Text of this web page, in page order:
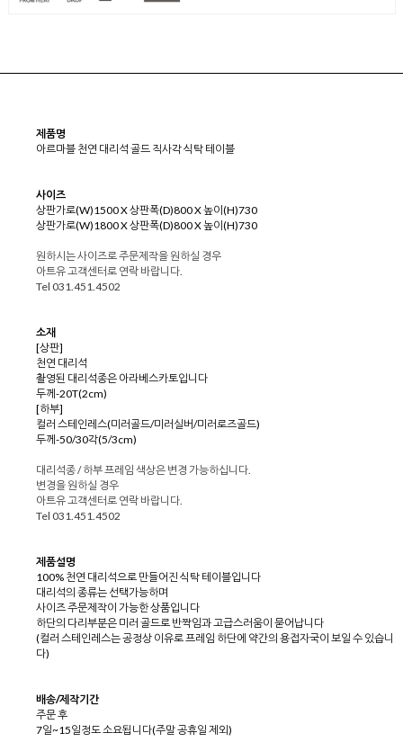
제품명
아르마블 천연 대리석 골드 직사각 식탁 테이블
사이즈
상판가로(W)1500 X 상판폭(D)800 X 높이(H)730
상판가로(W)1800 X 상판폭(D)800 X 높이(H)730
원하시는 사이즈로 주문제작을 원하실 경우
아트유 고객센터로 연락 바랍니다.
Tel 031.451.4502
소재
[상판]
천연 대리석
촬영된 대리석종은 아라베스카토입니다
두께-20T(2cm)
[하부]
컬러 스테인레스(미러골드/미러실버/미러로즈골드)
두께-50/30각(5/3cm)
대리석종 / 하부 프레임 색상은 변경 가능하십니다.
변경을 원하실 경우
아트유 고객센터로 연락 바랍니다.
Tel 031.451.4502
제품설명
100% 천연 대리석으로 만들어진 식탁 테이블입니다
대리석의 종류는 선택가능하며
사이즈 주문제작이 가능한 상품입니다
하단의 다리부분은 미러 골드로 반짝임과 고급스러움이 묻어납니다
(컬러 스테인레스는 공정상 이유로 프레임 하단에 약간의 용접자국이 보일 수 있습니
다)
배송/제작기간
주문 후
7일~15일정도 소요됩니다(주말 공휴일 제외)